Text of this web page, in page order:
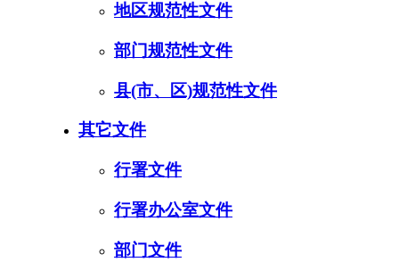
地区规范性文件
部门规范性文件
县(市、区)规范性文件
其它文件
行署文件
行署办公室文件
部门文件